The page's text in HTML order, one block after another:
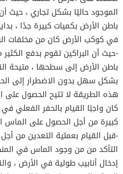
الموجود حاليًا بشكل تجاري ، حيث
باطن الأرض بكميات كبيرة جدًا ،
في كوكب الأرض كان من مخلفات
-حيث أن البراكين تقوم بدفع
باطن الأرض إلى سطحها ، متيحة
بشكل سهل بدون الاضطرار إلى
هذه الطريقة لا تتيح الحصول على
كان واجبًا القيام بالحفر الفعلي
كبيرة من أجل الحصول على الماس
-قبل القيام بعملية التعدين من
التأكد من من وجود الماس في
إدخال أنابيب طولية في الأرض ،